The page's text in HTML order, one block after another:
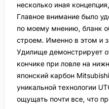
несколько иная
Главное внимание было
по моему мнению, бланк
строем. Именно в этом и
Удилище демонстрирует
кончике при ловле на
японский карбон
уникальной технологии
ощущать почти все, что